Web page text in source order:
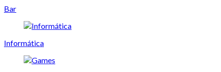
Bar
Informática